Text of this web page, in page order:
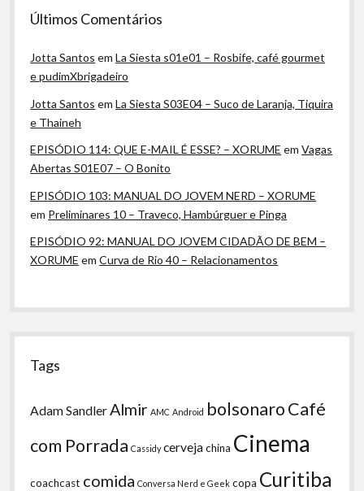
Últimos Comentários
Jotta Santos emLa Siesta s01e01 – Rosbife, café gourmet
e pudimXbrigadeiro
Jotta Santos emLa Siesta S03E04 – Suco de Laranja, Tiquira
e Thaineh
EPISÓDIO 114: QUE E-MAIL É ESSE? – XORUME emVagas
Abertas S01E07 – O Bonito
EPISÓDIO 103: MANUAL DO JOVEM NERD – XORUME
em Preliminares 10 – Traveco, Hambúrguer e Pinga
EPISÓDIO 92: MANUAL DO JOVEM CIDADÃO DE BEM –
XORUME emCurva de Rio 40 – Relacionamentos
Tags
Adam Sandler Almir AMC Android bolsonaroCafé
com Porrada Cassidy cervejachina Cinema
coachcast comida Conversa Nerd e Geek copa Curitiba